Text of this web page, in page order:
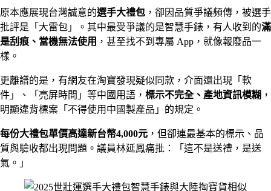
原本應展現台灣誠意的選手大禮包 ，卻因品質爭議頻傳，被選手
批評是「大雷包」。其中最受爭議的是智慧手錶，有人收到的滿
是刮痕、當機無法使用 ，甚至找不到專屬 App，就像報廢品一
樣。
更離譜的是，有網友在淘寶發現疑似同款，介面還出現「軟
件」、「亮屏時間」等中國用語， 標示不完全、產地資訊模糊 ，
明顯違背標案「不得使用中國製產品」的規定。
每份大禮包單價高達新台幣4,000元 ，但卻連最基本的標示、品
質與驗收都出現問題。議員林延鳳痛批：「這不是送禮，是送
氣。」